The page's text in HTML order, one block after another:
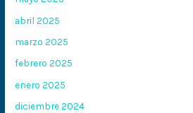
abril 2025
marzo 2025
febrero 2025
enero 2025
diciembre 2024